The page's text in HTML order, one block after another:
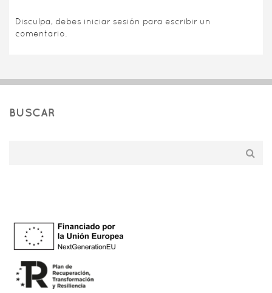
Disculpa, debes iniciar sesión para escribir un
comentario.
BUSCAR